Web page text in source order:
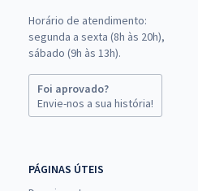
Horário de atendimento:
segunda a sexta (8h às 20h),
sábado (9h às 13h).
Foi aprovado?
Envie-nos a sua história!
PÁGINAS ÚTEIS